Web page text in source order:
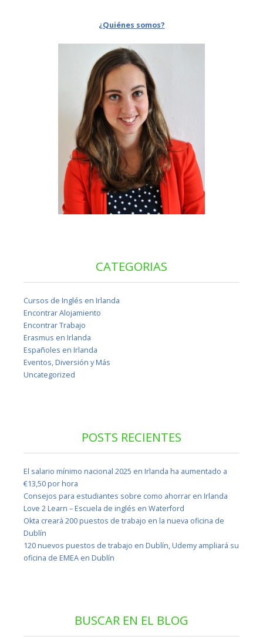
¿Quiénes somos?
CATEGORIAS
Cursos de Inglés en Irlanda
Encontrar Alojamiento
Encontrar Trabajo
Erasmus en Irlanda
Españoles en Irlanda
Eventos, Diversión y Más
Uncategorized
POSTS RECIENTES
El salario mínimo nacional 2025 en Irlanda ha aumentado a
€13,50 por hora
Consejos para estudiantes sobre como ahorrar en Irlanda
Love 2 Learn – Escuela de inglés en Waterford
Okta creará 200 puestos de trabajo en la nueva oficina de
Dublín
120 nuevos puestos de trabajo en Dublín, Udemy ampliará su
oficina de EMEA en Dublín
BUSCAR EN EL BLOG